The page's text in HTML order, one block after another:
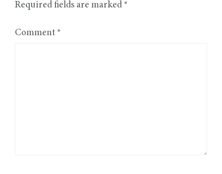
Required fields are marked *
Comment *